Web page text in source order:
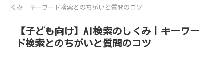
くみ｜キーワード検索とのちがいと質問のコツ
【子ども向け】AI検索のしくみ｜キーワー
ド検索とのちがいと質問のコツ